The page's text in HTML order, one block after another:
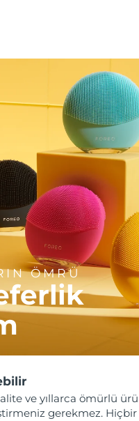
ÖMRÜ
ve yıllarca ömürlü
gerekmez. Hiçbir